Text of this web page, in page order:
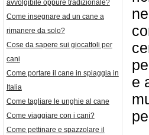
avvolgibile oppure tradizionale?
Come insegnare ad un cane a
rimanere da solo?
Cose da sapere sui giocattoli per
cani
Come portare il cane in spiaggia in
Italia
Come tagliare le unghie al cane
Come viaggiare con i cani?
Come pettinare e spazzolare il
e